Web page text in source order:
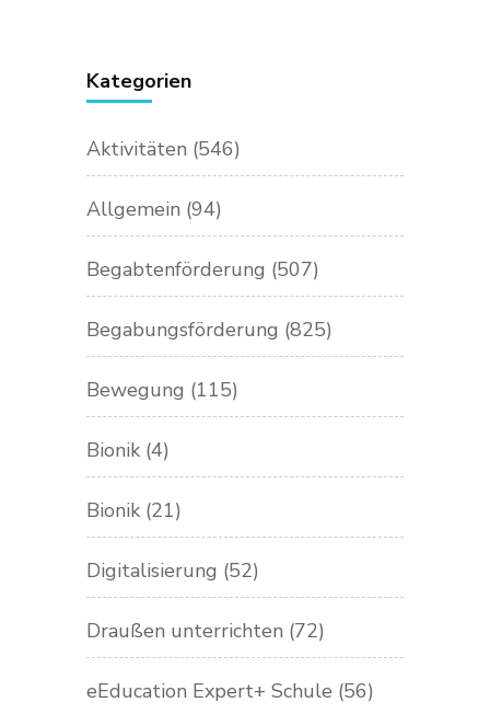
Kategorien
Aktivitäten (546)
Allgemein (94)
Begabtenförderung (507)
Begabungsförderung (825)
Bewegung (115)
Bionik (4)
Bionik (21)
Digitalisierung (52)
Draußen unterrichten (72)
eEducation Expert+ Schule (56)